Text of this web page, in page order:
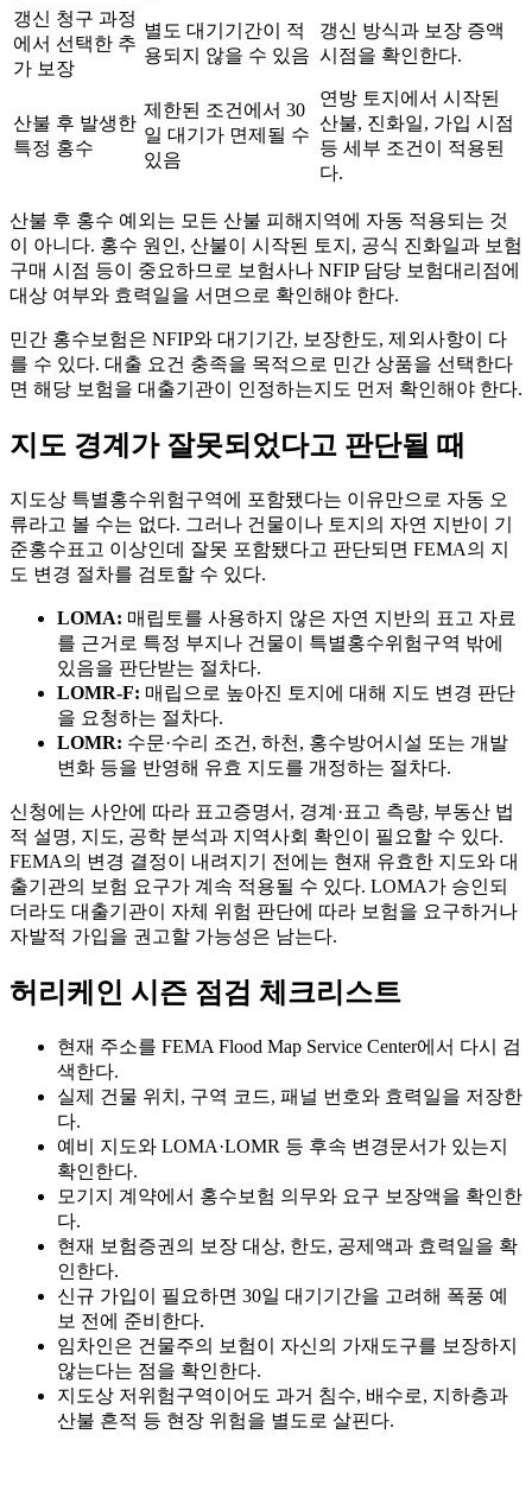
갱신 청구 과정
에서 선택한 추
가 보장
별도 대기기간이 적
용되지 않을 수 있음
갱신 방식과 보장 증액
시점을 확인한다.
산불 후 발생한
특정 홍수
제한된 조건에서 30
일 대기가 면제될 수
있음
연방 토지에서 시작된
산불, 진화일, 가입 시점
등 세부 조건이 적용된
다.
산불 후 홍수 예외는 모든 산불 피해지역에 자동 적용되는 것
이 아니다. 홍수 원인, 산불이 시작된 토지, 공식 진화일과 보험
구매 시점 등이 중요하므로 보험사나 NFIP 담당 보험대리점에
대상 여부와 효력일을 서면으로 확인해야 한다.
민간 홍수보험은 NFIP와 대기기간, 보장한도, 제외사항이 다
를 수 있다. 대출 요건 충족을 목적으로 민간 상품을 선택한다
면 해당 보험을 대출기관이 인정하는지도 먼저 확인해야 한다.
지도 경계가 잘못되었다고 판단될 때
지도상 특별홍수위험구역에 포함됐다는 이유만으로 자동 오
류라고 볼 수는 없다. 그러나 건물이나 토지의 자연 지반이 기
준홍수표고 이상인데 잘못 포함됐다고 판단되면 FEMA의 지
도 변경 절차를 검토할 수 있다.
LOMA: 매립토를 사용하지 않은 자연 지반의 표고 자료
를 근거로 특정 부지나 건물이 특별홍수위험구역 밖에
있음을 판단받는 절차다.
LOMR-F: 매립으로 높아진 토지에 대해 지도 변경 판단
을 요청하는 절차다.
LOMR: 수문·수리 조건, 하천, 홍수방어시설 또는 개발
변화 등을 반영해 유효 지도를 개정하는 절차다.
신청에는 사안에 따라 표고증명서, 경계·표고 측량, 부동산 법
적 설명, 지도, 공학 분석과 지역사회 확인이 필요할 수 있다.
FEMA의 변경 결정이 내려지기 전에는 현재 유효한 지도와 대
출기관의 보험 요구가 계속 적용될 수 있다. LOMA가 승인되
더라도 대출기관이 자체 위험 판단에 따라 보험을 요구하거나
자발적 가입을 권고할 가능성은 남는다.
허리케인 시즌 점검 체크리스트
현재 주소를 FEMA Flood Map Service Center에서 다시 검
색한다.
실제 건물 위치, 구역 코드, 패널 번호와 효력일을 저장한
다.
예비 지도와 LOMA·LOMR 등 후속 변경문서가 있는지
확인한다.
모기지 계약에서 홍수보험 의무와 요구 보장액을 확인한
다.
현재 보험증권의 보장 대상, 한도, 공제액과 효력일을 확
인한다.
신규 가입이 필요하면 30일 대기기간을 고려해 폭풍 예
보 전에 준비한다.
임차인은 건물주의 보험이 자신의 가재도구를 보장하지
않는다는 점을 확인한다.
지도상 저위험구역이어도 과거 침수, 배수로, 지하층과
산불 흔적 등 현장 위험을 별도로 살핀다.